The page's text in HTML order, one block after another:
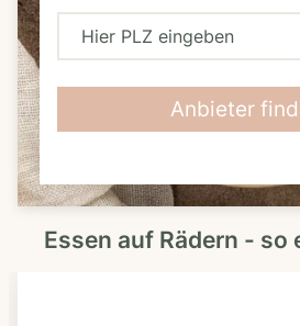
H
L
Z
Anbieter
Essen auf Rädern - so